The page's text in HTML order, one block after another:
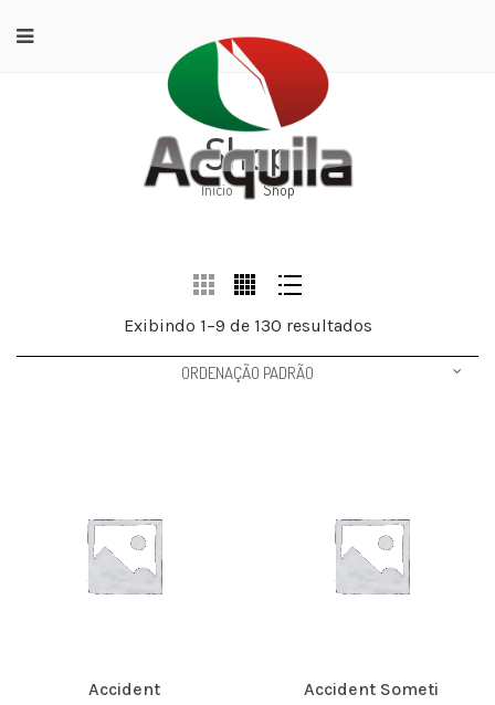
Shop
Início / Shop
Exibindo 1–9 de 130 resultados
ORDENAÇÃO PADRÃO
Accident Accident Someti